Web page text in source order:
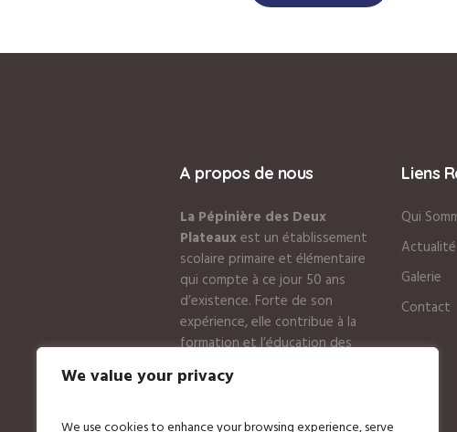
We value your privacy
A propos de nous
La Pépinière des Deux
Plateauxest un établissement
scolaire primaire et élémentaire
qui compte à ce jour 50 ans
d’existence. Forte de son
expérience, elle contribue à la
formation et l’éducation des
tous petits
Liens
Qui
Actualité
Galerie
Contact